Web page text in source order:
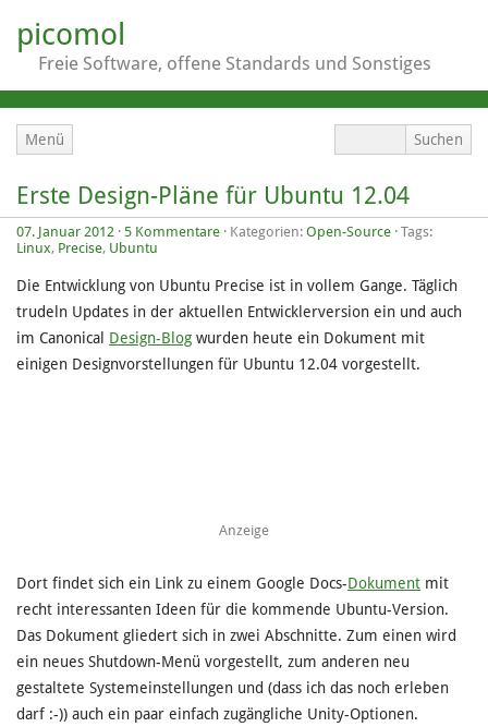
picomol
Freie Software, offene Standards und Sonstiges
Menü
Erste Design-Pläne für Ubuntu 12.04
07. Januar 2012 · 5 Kommentare · Kategorien: Open-Source · Tags:
Linux, Precise, Ubuntu
Die Entwicklung von Ubuntu Precise ist in vollem Gange. Täglich
trudeln Updates in der aktuellen Entwicklerversion ein und auch
im Canonical Design-Blog wurden heute ein Dokument mit
einigen Designvorstellungen für Ubuntu 12.04 vorgestellt.
Anzeige
Dort findet sich ein Link zu einem Google Docs-Dokument mit
recht interessanten Ideen für die kommende Ubuntu-Version.
Das Dokument gliedert sich in zwei Abschnitte. Zum einen wird
ein neues Shutdown-Menü vorgestellt, zum anderen neu
gestaltete Systemeinstellungen und (dass ich das noch erleben
darf :-)) auch ein paar einfach zugängliche Unity-Optionen.